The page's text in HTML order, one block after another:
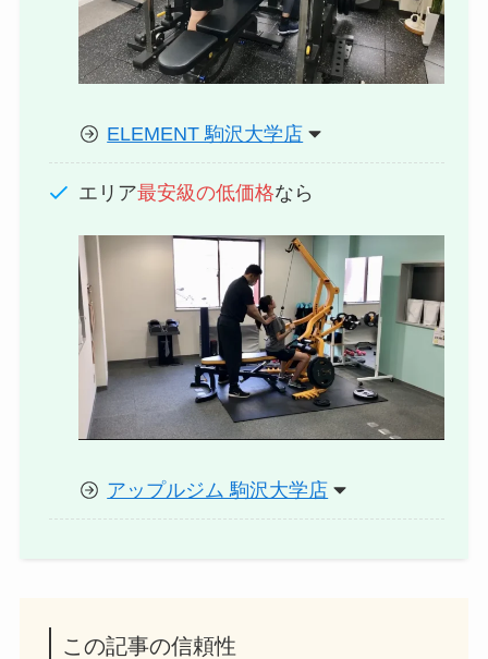
ELEMENT 駒沢大学店
エリア最安級の低価格なら
アップルジム 駒沢大学店
この記事の信頼性